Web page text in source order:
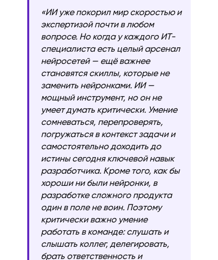
«ИИ уже покорил мир скоростью и
экспертизой почти в любом
вопросе. Но когда у каждого ИТ-
специалиста есть целый арсенал
нейросетей — ещё важнее
становятся скиллы, которые не
заменить нейронками. ИИ —
мощный инструмент, но он не
умеет думать критически. Умение
сомневаться, перепроверять,
погружаться в контекст задачи и
самостоятельно доходить до
истины сегодня ключевой навык
разработчика. Кроме того, как бы
хороши ни были нейронки, в
разработке сложного продукта
один в поле не воин. Поэтому
критически важно умение
работать в команде: слушать и
слышать коллег, делегировать,
брать ответственность и